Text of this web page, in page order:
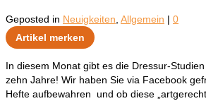
Geposted in Neuigkeiten Allgemein | 0
Artikel merken
In diesem Monat gibt es die Dressur-
zehn Jahre! Wir haben Sie via Facebook
Hefte aufbewahren und ob diese